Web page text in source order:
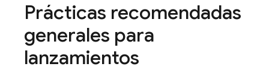
Prácticas recomendadas
generales para
lanzamientos